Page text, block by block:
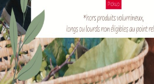
Quantité :
Unité
-